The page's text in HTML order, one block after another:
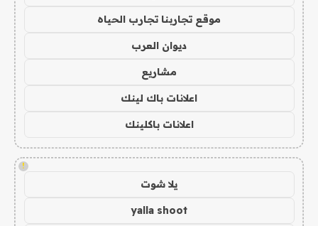
موقع تجاربنا تجارب الحياه
ديوان العرب
مشاريع
اعلانات باك لينك
اعلانات باكلينك
!
يلا شوت
yalla shoot